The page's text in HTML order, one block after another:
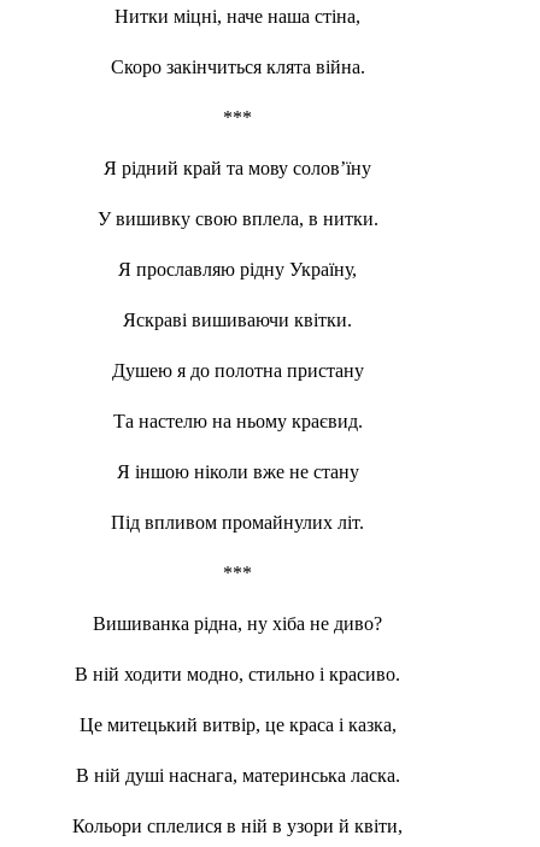
Нитки міцні, наче наша стіна,
Скоро закінчиться клята війна.
***
Я рідний край та мову солов’їну
У вишивку свою вплела, в нитки.
Я прославляю рідну Україну,
Яскраві вишиваючи квітки.
Душею я до полотна пристану
Та настелю на ньому краєвид.
Я іншою ніколи вже не стану
Під впливом промайнулих літ.
***
Вишиванка рідна, ну хіба не диво?
В ній ходити модно, стильно і красиво.
Це митецький витвір, це краса і казка,
В ній душі наснага, материнська ласка.
Кольори сплелися в ній в узори й квіти,